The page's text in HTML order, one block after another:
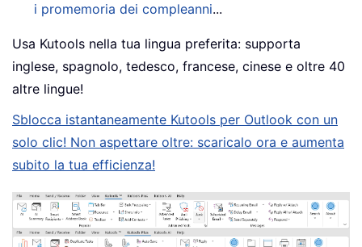
i promemoria dei compleanni...
Usa Kutools nella tua lingua preferita: supporta
inglese, spagnolo, tedesco, francese, cinese e oltre 40
altre lingue!
Sblocca istantaneamente Kutools per Outlook con un
solo clic! Non aspettare oltre: scaricalo ora e aumenta
subito la tua efficienza!